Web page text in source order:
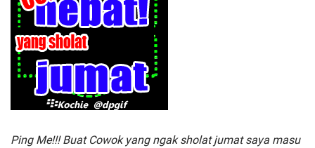
Ping Me!!! Buat Cowok yang ngak sholat jumat saya masu